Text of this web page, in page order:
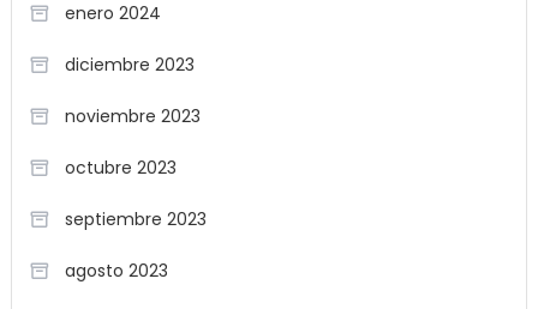
enero 2024
diciembre 2023
noviembre 2023
octubre 2023
septiembre 2023
agosto 2023